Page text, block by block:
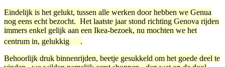
Eindelijk is het gelukt, tussen alle werken door hebben we Genua
nog eens echt bezocht. Het laatste jaar stond richting Genova rijden
immers enkel gelijk aan een Ikea-bezoek, nu mochten we het
centrum in, gelukkig
.
Behoorlijk druk binnenrijden, beetje gesukkeld om het goede deel te